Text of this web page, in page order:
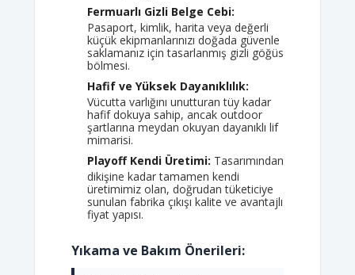
Fermuarlı Gizli Belge Cebi:
Pasaport, kimlik, harita veya değerli
küçük ekipmanlarınızı doğada güvenle
saklamanız için tasarlanmış gizli göğüs
bölmesi.
Hafif ve Yüksek Dayanıklılık:
Vücutta varlığını unutturan tüy kadar
hafif dokuya sahip, ancak outdoor
şartlarına meydan okuyan dayanıklı lif
mimarisi.
Playoff Kendi Üretimi: Tasarımından
dikişine kadar tamamen kendi
üretimimiz olan, doğrudan tüketiciye
sunulan fabrika çıkışı kalite ve avantajlı
fiyat yapısı.
Yıkama ve Bakım Önerileri: